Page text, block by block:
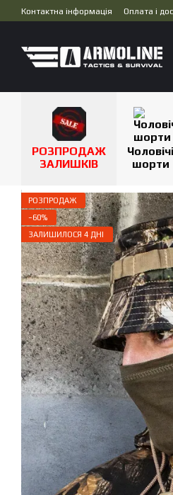
Перейти до основного контенту
Контактна інформація Оплата і
РОЗПРОДАЖ
ЗАЛИШКІВ
Чоловічі
шорти
РОЗПРОДАЖ
−60%
ЗАЛИШИЛОСЯ 4 ДНІ